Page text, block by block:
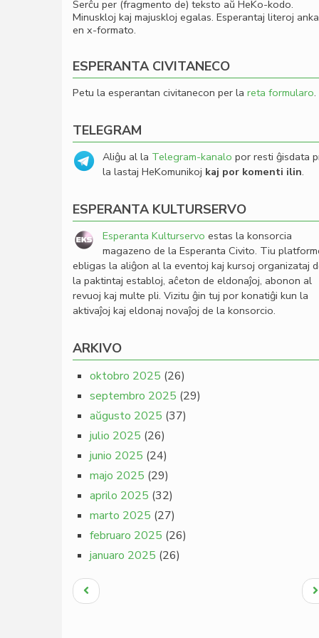
Serĉu per (fragmento de) teksto aŭ HeKo-kodo.
Minuskloj kaj majuskloj egalas. Esperantaj literoj
en x-formato.
ESPERANTA CIVITANECO
Petu la esperantan civitanecon per la reta formularo.
TELEGRAM
Aliĝu al la Telegram-kanalo por resti ĝisdata
la lastaj HeKomunikoj kaj por komenti ilin.
ESPERANTA KULTURSERVO
Esperanta Kulturservo estas la konsorcia
magazeno de la Esperanta Civito. Tiu
ebligas la aliĝon al la eventoj kaj kursoj organizataj
la paktintaj establoj, aĉeton de eldonaĵoj, abonon al
revuoj kaj multe pli. Vizitu ĝin tuj por konatiĝi kun la
aktivaĵoj kaj eldonaj novaĵoj de la konsorcio.
ARKIVO
oktobro 2025 (26)
septembro 2025 (29)
aŭgusto 2025 (37)
julio 2025 (26)
junio 2025 (24)
majo 2025 (29)
aprilo 2025 (32)
marto 2025 (27)
februaro 2025 (26)
januaro 2025 (26)
Pagination
Antaŭa
paĝo